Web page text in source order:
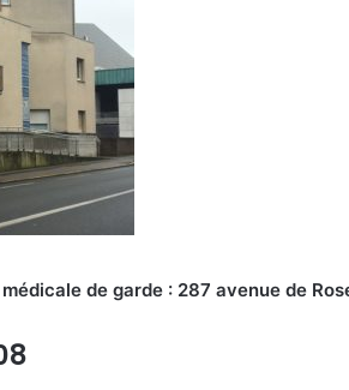
de garde : 287 avenue de